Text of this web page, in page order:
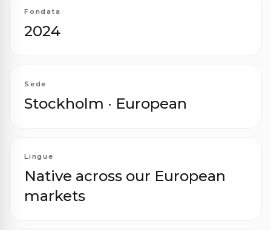
Fondata
2024
Sede
Stockholm · European
Lingue
Native across our European
markets